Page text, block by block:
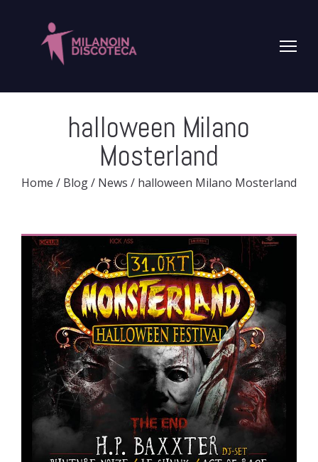
halloween Milano
Mosterland
Home / Blog/ News / halloween Milano Mosterland